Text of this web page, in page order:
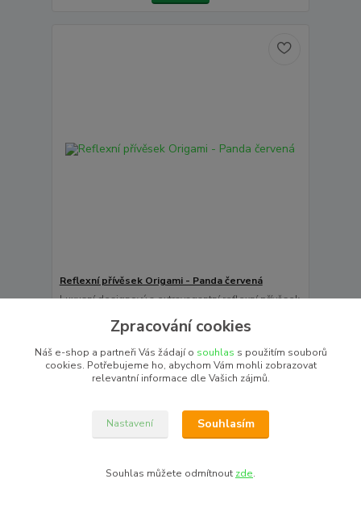
Reflexní přívěsek Origami - Panda červená
Luxusní designový a extravagantní reflexní přívěsek
panda v designu origami. Karabinka je upevněna
275,00 Kč/ks
227,27 Kčbez DPH Skladem 5 ks
Zpracování cookies
Náš e-shop a partneři Vás žádají o souhlas s použitím souborů
cookies. Potřebujeme ho, abychom Vám mohli zobrazovat
relevantní informace dle Vašich zájmů.
Nastavení Souhlasím
Souhlas můžete odmítnout zde.